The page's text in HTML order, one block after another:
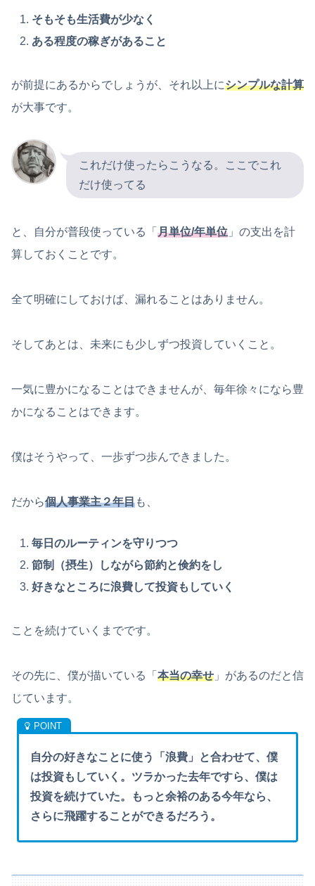
そもそも生活費が少なく
ある程度の稼ぎがあること
が前提にあるからでしょうが、それ以上にシンプルな計算
が大事です。
これだけ使ったらこうなる。ここでこれ
だけ使ってる
と、自分が普段使っている「 月単位/年単位 」の支出を計
算しておくことです。
全て明確にしておけば、漏れることはありません。
そしてあとは、未来にも少しずつ投資していくこと。
一気に豊かになることはできませんが、毎年徐々になら豊
かになることはできます。
僕はそうやって、一歩ずつ歩んできました。
だから個人事業主２年目も、
毎日のルーティンを守りつつ
節制（摂生）しながら節約と倹約をし
好きなところに浪費して投資もしていく
ことを続けていくまでです。
その先に、僕が描いている「 本当の幸せ 」があるのだと信
じています。
自分の好きなことに使う「浪費」と合わせて、僕
は投資もしていく。ツラかった去年ですら、僕は
投資を続けていた。もっと余裕のある今年なら、
さらに飛躍することができるだろう。